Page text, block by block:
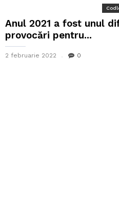
Anul 2021 a fost unul
provocări pentru...
2 februarie 2022 0